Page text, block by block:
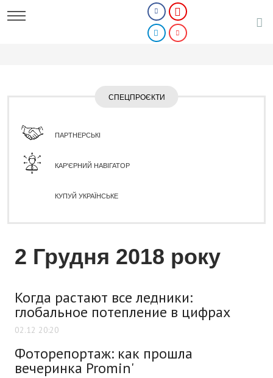
СПЕЦПРОЄКТИ
ПАРТНЕРСЬКІ
КАР'ЄРНИЙ НАВІГАТОР
КУПУЙ УКРАЇНСЬКЕ
2 Грудня 2018 року
Когда растают все ледники:
глобальное потепление в цифрах
02.12 20:20
Фоторепортаж: как прошла
вечеринка Promin'